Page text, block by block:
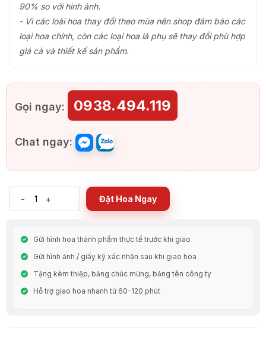
90% so với hình ảnh.
- Vì các loài hoa thay đổi theo mùa nên shop đảm bảo các
loại hoa chính, còn các loại hoa lá phụ sẽ thay đổi phù hợp
giá cả và thiết kế sản phẩm.
Gọi ngay: 0938.494.119
Chat ngay:
- + Đặt Hoa Ngay
Gửi hình hoa thành phẩm thực tế trước khi giao
Gửi hình ảnh / giấy ký xác nhận sau khi giao hoa
Tặng kèm thiệp, bảng chúc mừng, bảng tên công ty
Hỗ trợ giao hoa nhanh từ 60-120 phút